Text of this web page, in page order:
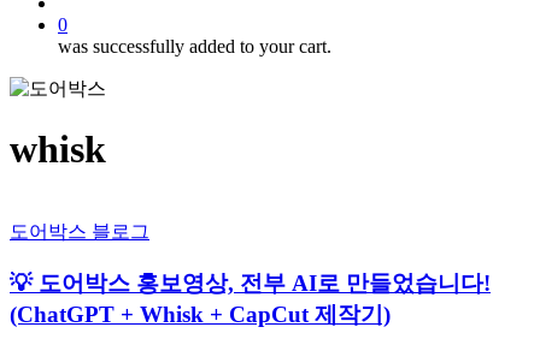
0
was successfully added to your cart.
whisk
도어박스 블로그
💡 도어박스 홍보영상, 전부 AI로 만들었습니다!
(ChatGPT + Whisk + CapCut 제작기)